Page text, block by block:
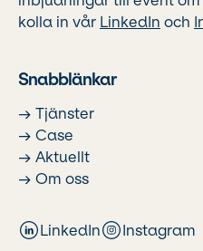
kolla in vår LinkedIn och
Snabblänkar
→ Tjänster
→ Case
→ Aktuellt
→ Om oss
LinkedIn Instagram